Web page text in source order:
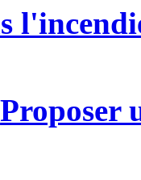
Proposer